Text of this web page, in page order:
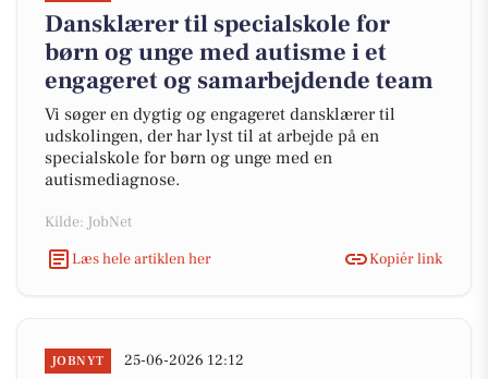
Dansklærer til specialskole for
børn og unge med autisme i et
engageret og samarbejdende team
Vi søger en dygtig og engageret dansklærer til
udskolingen, der har lyst til at arbejde på en
specialskole for børn og unge med en
autismediagnose.
Kilde: JobNet
Læs hele artiklen her
Kopiér link
JOBNYT 25-06-2026 12:12